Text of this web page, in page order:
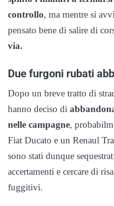
controllo, ma mentre si
pensato bene di salire di
via.
Due furgoni rubati
Dopo un breve tratto di
hanno deciso di
nelle campagne,
Fiat Ducato e un Renaul
sono stati dunque
accertamenti e cercare di
fuggitivi.